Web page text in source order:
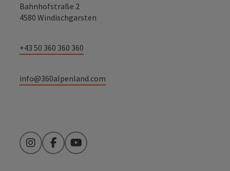
Bahnhofstraße 2
4580 Windischgarsten
+43 50 360 360 360
info@360alpenland.com
InstagramFacebookYouTube